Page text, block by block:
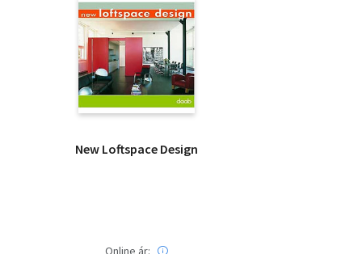
New Loftspace Design
Online ár: